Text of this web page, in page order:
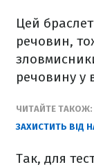
Цей
речовин,
речовину у
ЧИТАЙТЕ ТАКОЖ:
ЗАХИСТИТЬ ВІД
Так, для